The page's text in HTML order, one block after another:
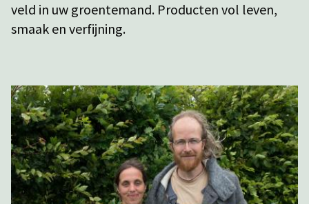
veld in uw groentemand. Producten vol leven,
smaak en verfijning.